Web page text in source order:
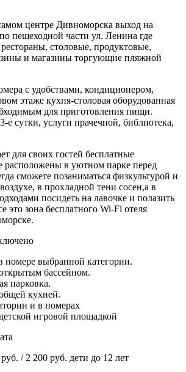
центре Дивноморска выход на
пешеходной части ул. Ленина где
столовые, продуктовые,
и магазины торгующие пляжной
с удобствами, кондиционером,
этаже кухня-столовая оборудованная
для приготовления пищи.
е сутки, услуги прачечной, библиотека,
для своих гостей бесплатные
расположены в уютном парке перед
сможете позаниматься физкультурой и
в прохладной тени сосен,а в
посидеть на лавочке и полазить
это зона бесплатного Wi-Fi отеля
выбранной категории.
бассейном.
парковка.
кухней.
и в номерах
игровой площадкой
/ 2 200 руб. дети до 12 лет